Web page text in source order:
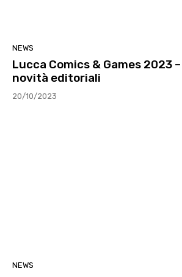
NEWS
Lucca Comics & Games 2023
novità editoriali
20/10/2023
NEWS